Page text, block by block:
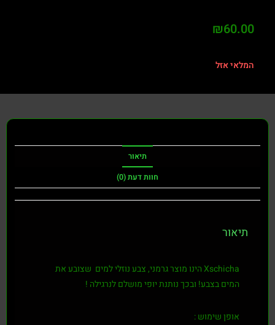
₪60.00
המלאי אזל
תיאור
חוות דעת (0)
תיאור
Xschichaהינו מוצר גרמני, צבע נוזלי למים שצובע את
המים בצבע! ובכך נותנת יופי מושלם לנרגילה !
אופן שימוש :